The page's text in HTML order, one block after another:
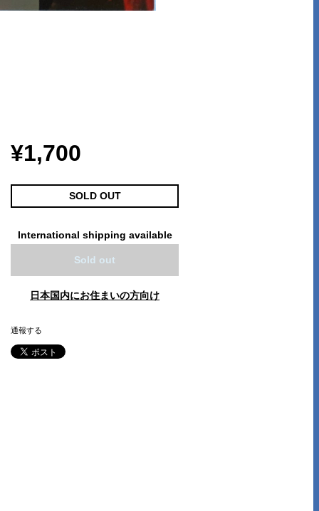
¥1,700
SOLD OUT
International shipping available
Sold out
日本国内にお住まいの方向け
通報する